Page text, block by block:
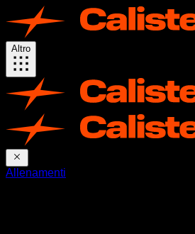
Altro
Allenamenti